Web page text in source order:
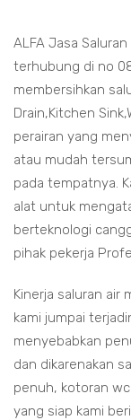
ALFA Jasa
terhubung di no
membersihkan
Drain,Kitchen
perairan yang
atau mudah
pada tempatnya.
alat untuk
berteknologi
pihak pekerja
Kinerja saluran air
kami jumpai
menyebabkan
dan dikarenakan
penuh, kotoran
yang siap kami